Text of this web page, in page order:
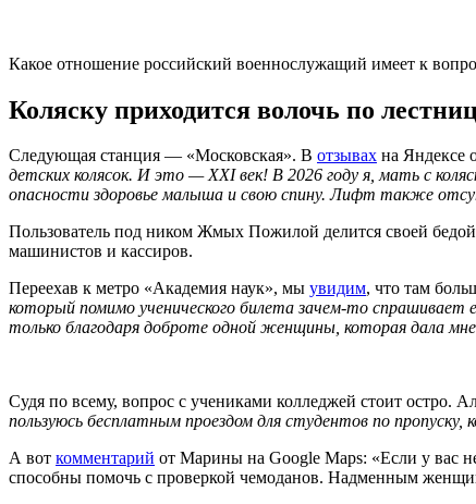
Какое отношение российский военнослужащий имеет к
Коляску приходится волочь по
Следующая станция — «Московская». В отзывах на Яндексе
детских колясок. И это — XXI век! В 2026 году я, мать с
опасности здоровье малыша и свою спину. Лифт также
Пользователь под ником Жмых Пожилой делится своей
машинистов и кассиров.
Переехав к метро «Академия наук», мы увидим, что там
который помимо ученического билета зачем-то спрашивает
только благодаря доброте одной женщины, которая дала
Судя по всему, вопрос с учениками колледжей стоит остро.
пользуюсь бесплатным проездом для студентов по
А вот комментарий от Марины на Google Maps: «Если у вас
способны помочь с проверкой чемоданов. Надменным